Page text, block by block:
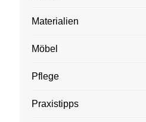
Materialien
Möbel
Pflege
Praxistipps